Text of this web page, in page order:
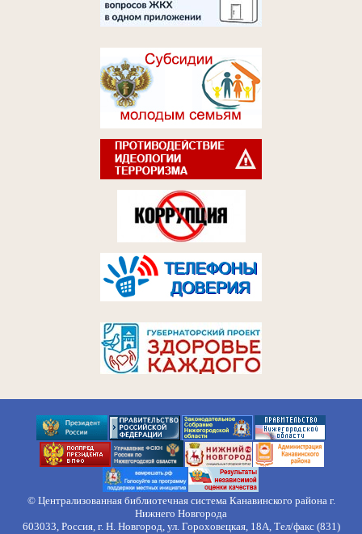
© Централизованная библиотечная система Канавинского района г.
Нижнего Новгорода
603033, Россия, г. Н. Новгород, ул. Гороховецкая, 18А, Тел/факс (831)